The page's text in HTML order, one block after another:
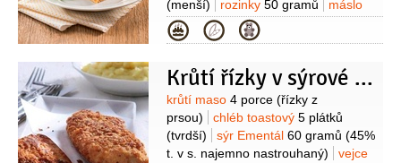
(menší)
rozinky 50 gramů
máslo
(na vymazání formy a
pokapání)
strouhanka(na vysypání
Kategorie
Krůtí řízky v sýrové krustě
Suroviny
krůtí maso 4 porce (řízky z
prsou)
chléb toastový 5 plátků
(tvrdší)
sýr Ementál 60 gramů (45%
t. v s. najemno nastrouhaný)
vejce